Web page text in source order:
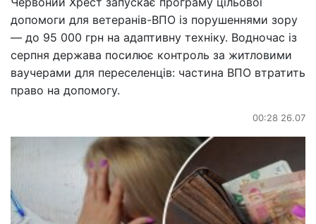
допомоги для ветеранів-ВПО із порушеннями зору
— до 95 000 грн на адаптивну техніку. Водночас із
серпня держава посилює контроль за житловими
ваучерами для переселенців: частина ВПО втратить
право на допомогу.
00:28 26.07